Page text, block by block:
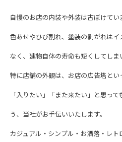
自慢のお店の内装や外装は古ぼけてい
色あせやひび割れ、塗装の剥がれは
なく、建物自体の寿命も短くしてしま
特に店舗の外観は、お店の広告塔とい
「入りたい」「また来たい」と思っ
う、当社がお手伝いいたします。
カジュアル・シンプル・お洒落・レ